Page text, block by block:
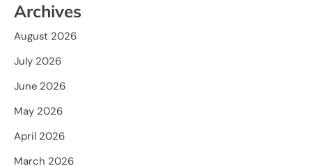
Archives
August 2026
July 2026
June 2026
May 2026
April 2026
March 2026